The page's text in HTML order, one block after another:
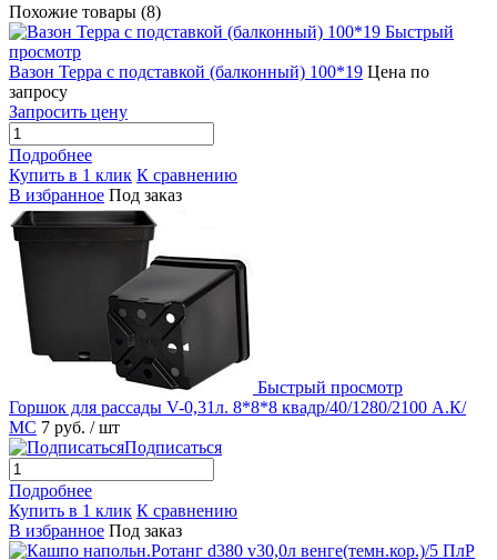
Похожие товары (8)
Быстрый
просмотр
Вазон Терра с подставкой (балконный) 100*19 Цена по
запросу
Запросить цену
Подробнее
Купить в 1 клик К сравнению
В избранное Под заказ
Быстрый просмотр
Горшок для рассады V-0,31л. 8*8*8 квадр/40/1280/2100 А.К/
МС 7 руб. / шт
Подписаться
Подробнее
Купить в 1 клик К сравнению
В избранное Под заказ